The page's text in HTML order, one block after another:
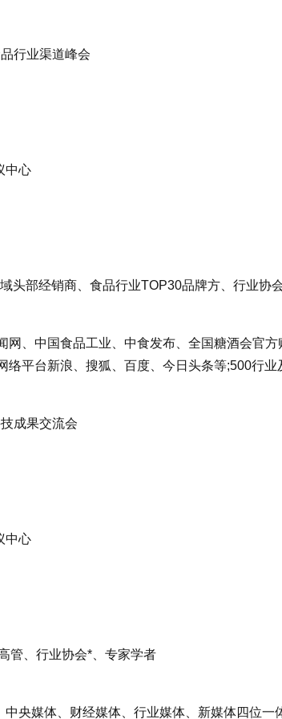
行业渠道峰会
中心
头部经销商、食品行业TOP30品牌方、行业协
网、中国食品工业、中食发布、全国糖酒会官
络平台新浪、搜狐、百度、今日头条等;500行业
成果交流会
中心
管、行业协会*、专家学者
中央媒体、财经媒体、行业媒体、新媒体四位